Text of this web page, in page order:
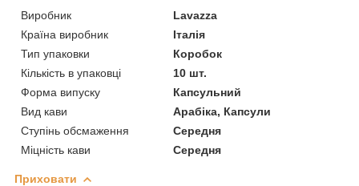
Виробник
Lavazza
Країна виробник
Італія
Тип упаковки
Коробок
Кількість в упаковці
10 шт.
Форма випуску
Капсульний
Вид кави
Арабіка, Капсули
Ступінь обсмаження
Середня
Міцність кави
Середня
Приховати